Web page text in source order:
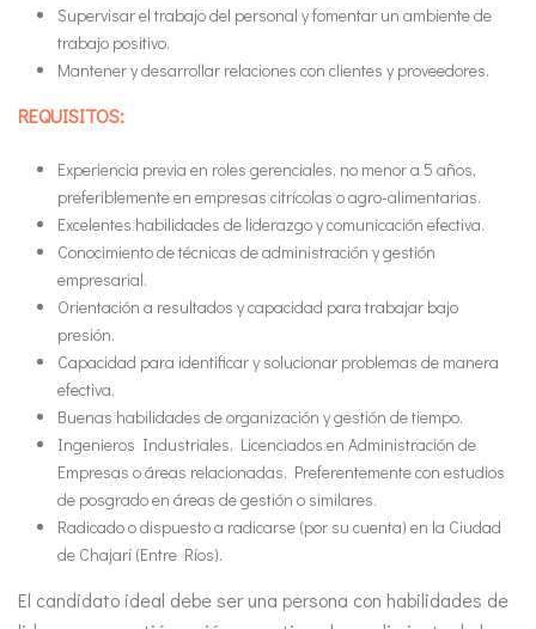
Supervisar el trabajo del personal y fomentar un ambiente de
trabajo positivo.
Mantener y desarrollar relaciones con clientes y proveedores.
REQUISITOS:
Experiencia previa en roles gerenciales, no menor a 5 años,
preferiblemente en empresas citrícolas o agro-alimentarias.
Excelentes habilidades de liderazgo y comunicación efectiva.
Conocimiento de técnicas de administración y gestión
empresarial.
Orientación a resultados y capacidad para trabajar bajo
presión.
Capacidad para identificar y solucionar problemas de manera
efectiva.
Buenas habilidades de organización y gestión de tiempo.
Ingenieros Industriales, Licenciados en Administración de
Empresas o áreas relacionadas. Preferentemente con estudios
de posgrado en áreas de gestión o similares.
Radicado o dispuesto a radicarse (por su cuenta) en la Ciudad
de Chajarí (Entre Ríos).
El candidato ideal debe ser una persona con habilidades de